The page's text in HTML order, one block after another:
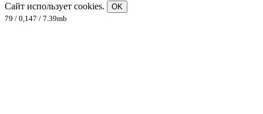
Сайт использует cookies.
OK
79 / 0,147 / 7.39mb